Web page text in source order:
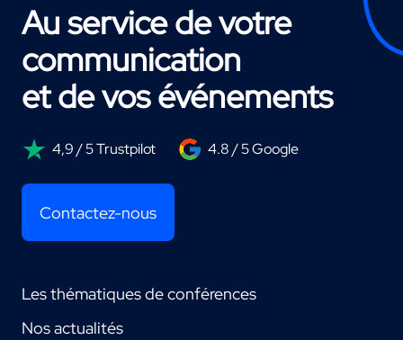
Au service de votre
communication
et de vos événements
4,9 / 5 Trustpilot 4.8 / 5 Google
Contactez-nous
Les thématiques de conférences
Nos actualités